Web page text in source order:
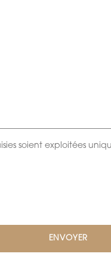
soient exploitées